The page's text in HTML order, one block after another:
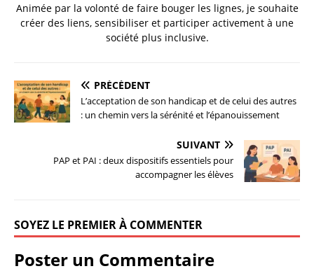
Animée par la volonté de faire bouger les lignes, je souhaite
créer des liens, sensibiliser et participer activement à une
société plus inclusive.
PRÉCÉDENT
L’acceptation de son handicap et de celui des autres
: un chemin vers la sérénité et l’épanouissement
SUIVANT
PAP et PAI : deux dispositifs essentiels pour
accompagner les élèves
SOYEZ LE PREMIER À COMMENTER
Poster un Commentaire